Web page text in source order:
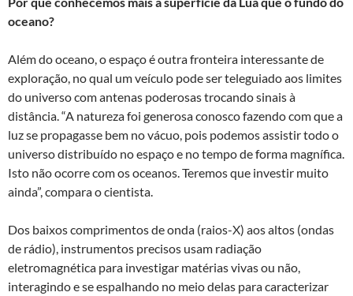
oceano?
Além do oceano, o espaço é outra fronteira interessante de
exploração, no qual um veículo pode ser teleguiado aos limites
do universo com antenas poderosas trocando sinais à
distância. “A natureza foi generosa conosco fazendo com que a
luz se propagasse bem no vácuo, pois podemos assistir todo o
universo distribuído no espaço e no tempo de forma magnífica.
Isto não ocorre com os oceanos. Teremos que investir muito
ainda”, compara o cientista.
Dos baixos comprimentos de onda (raios-X) aos altos (ondas
de rádio), instrumentos precisos usam radiação
eletromagnética para investigar matérias vivas ou não,
interagindo e se espalhando no meio delas para caracterizar